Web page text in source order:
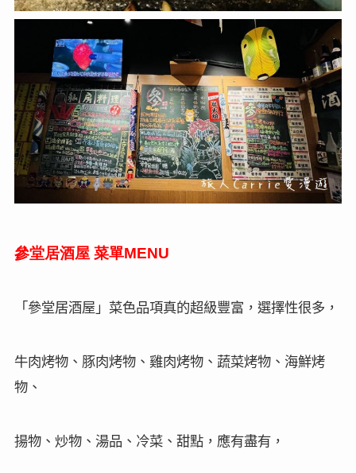
參堂居酒屋 菜單MENU
「參堂居酒屋」菜色品項真的超級豐富，選擇性很多，
牛肉烤物、豚肉烤物、雞肉烤物、蔬菜烤物、海鮮烤
物、
揚物、炒物、湯品、冷菜、甜點，應有盡有，